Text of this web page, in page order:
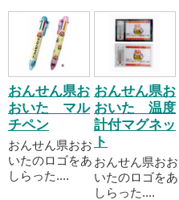
おんせん県お
おいた マル
チペン
おんせん県おお
いたのロゴをあ
しらった....
おんせん県お
おいた 温度
計付マグネッ
ト
おんせん県おお
いたのロゴをあ
しらった....